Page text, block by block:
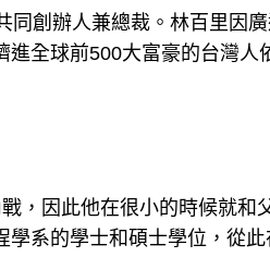
同創辦人兼總裁。林百里因
全球前500大富豪的台灣
，因此他在很小的時候就和
系的學士和碩士學位，從